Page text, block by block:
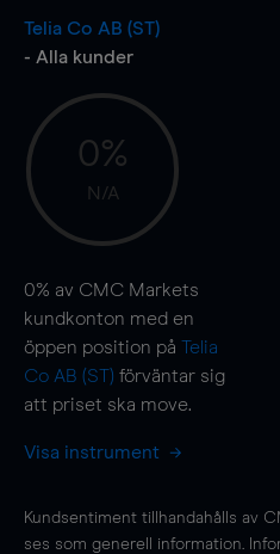
Telia Co AB (ST)
- Alla kunder
0%
N/A
0% av CMC Markets
kundkonton med en
öppen position på Telia
Co AB (ST) förväntar sig
att priset ska move.
Visa instrument
Kundsentiment tillhandahålls av
ses som generell information.